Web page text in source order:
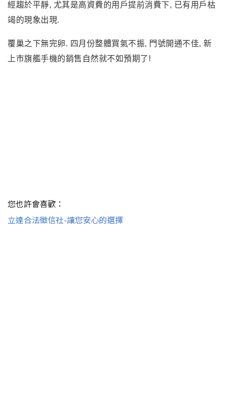
部分, 連Apple手機也出現銷售大幅下降的狀況. 可以見得,
由於iPhone6/Note4..等熱銷手機帶動一波3G轉4G風潮已